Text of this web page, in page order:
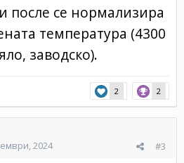
после се нормализира
температура (4300
заводско).
2 2
#3
2024